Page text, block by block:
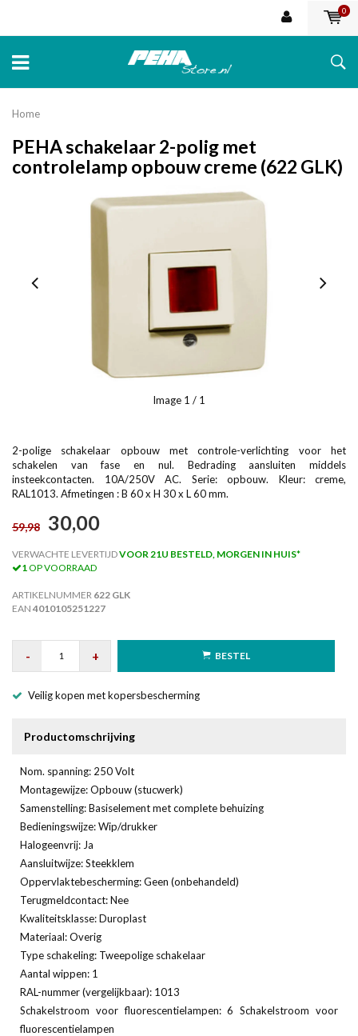
0
Home
PEHA schakelaar 2-polig met
controlelamp opbouw creme (622 GLK)
Image 1 / 1
2-polige schakelaar opbouw met controle-verlichting voor het
schakelen van fase en nul. Bedrading aansluiten middels
insteekcontacten. 10A/250V AC. Serie: opbouw. Kleur: creme,
RAL1013. Afmetingen : B 60 x H 30 x L 60 mm.
59,98 30,00
VERWACHTE LEVERTIJDVOOR 21U BESTELD, MORGEN IN HUIS*
1OP VOORRAAD
ARTIKELNUMMER 622 GLK
EAN 4010105251227
- + BESTEL
Veilig kopen met kopersbescherming
Productomschrijving
Nom. spanning: 250 Volt
Montagewijze: Opbouw (stucwerk)
Samenstelling: Basiselement met complete behuizing
Bedieningswijze: Wip/drukker
Halogeenvrij: Ja
Aansluitwijze: Steekklem
Oppervlaktebescherming: Geen (onbehandeld)
Terugmeldcontact: Nee
Kwaliteitsklasse: Duroplast
Materiaal: Overig
Type schakeling: Tweepolige schakelaar
Aantal wippen: 1
RAL-nummer (vergelijkbaar): 1013
Schakelstroom voor fluorescentielampen: 6 Schakelstroom voor
fluorescentielampen